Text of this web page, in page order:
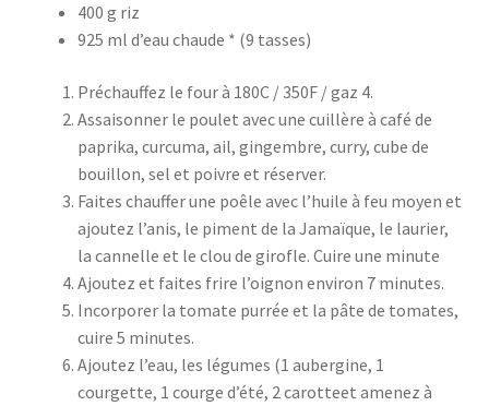
400 g riz
925 ml d’eau chaude * (9 tasses)
Préchauffez le four à 180C / 350F / gaz 4.
Assaisonner le poulet avec une cuillère à café de
paprika, curcuma, ail, gingembre, curry, cube de
bouillon, sel et poivre et réserver.
Faites chauffer une poêle avec l’huile à feu moyen et
ajoutez l’anis, le piment de la Jamaïque, le laurier,
la cannelle et le clou de girofle. Cuire une minute
Ajoutez et faites frire l’oignon environ 7 minutes.
Incorporer la tomate purrée et la pâte de tomates,
cuire 5 minutes.
Ajoutez l’eau, les légumes (1 aubergine, 1
courgette, 1 courge d’été, 2 carotteet amenez à